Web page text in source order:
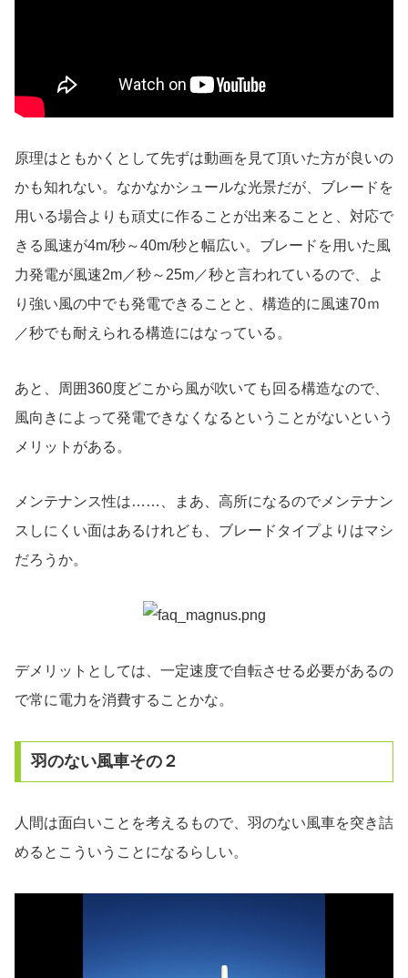
原理はともかくとして先ずは動画を見て頂いた方が良いの
かも知れない。なかなかシュールな光景だが、ブレードを
用いる場合よりも頑丈に作ることが出来ることと、対応で
きる風速が4m/秒～40m/秒と幅広い。ブレードを用いた風
力発電が風速2m／秒～25m／秒と言われているので、よ
り強い風の中でも発電できることと、構造的に風速70ｍ
／秒でも耐えられる構造にはなっている。
あと、周囲360度どこから風が吹いても回る構造なので、
風向きによって発電できなくなるということがないという
メリットがある。
メンテナンス性は……、まあ、高所になるのでメンテナン
スしにくい面はあるけれども、ブレードタイプよりはマシ
だろうか。
デメリットとしては、一定速度で自転させる必要があるの
で常に電力を消費することかな。
羽のない風車その２
人間は面白いことを考えるもので、羽のない風車を突き詰
めるとこういうことになるらしい。